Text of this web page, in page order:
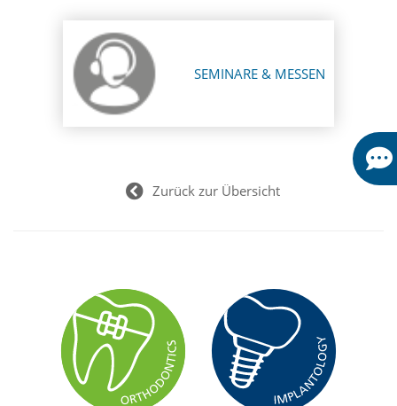
SEMINARE & MESSEN
Zurück zur Übersicht